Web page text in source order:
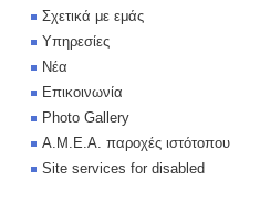
Σχετικά με εμάς
Υπηρεσίες
Νέα
Επικοινωνία
Photo Gallery
Α.Μ.Ε.Α. παροχές ιστότοπου
Site services for disabled